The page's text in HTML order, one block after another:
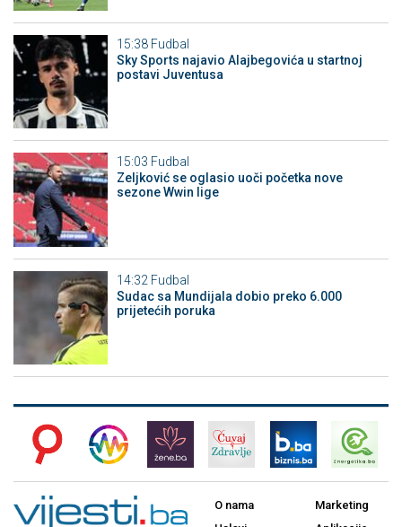
15:38 Fudbal
Sky Sports najavio Alajbegovića u startnoj
postavi Juventusa
15:03 Fudbal
Zeljković se oglasio uoči početka nove
sezone Wwin lige
14:32 Fudbal
Sudac sa Mundijala dobio preko 6.000
prijetećih poruka
O nama
Marketing